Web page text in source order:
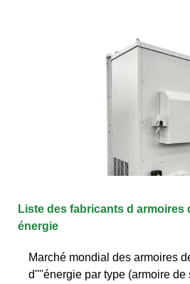
Liste des fabricants d armoires
énergie
Marché mondial des armoires
d''''énergie par type (armoire